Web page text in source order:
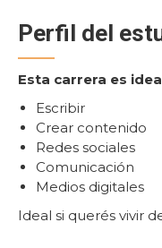
Perfil del
Esta carrera es
Escribir
Crear contenido
Redes sociales
Comunicación
Medios digitales
Ideal si querés vivir